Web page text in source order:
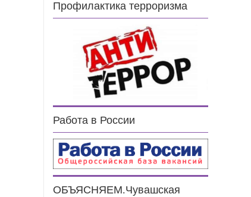
Профилактика терроризма
Работа в России
ОБЪЯСНЯЕМ.Чувашская